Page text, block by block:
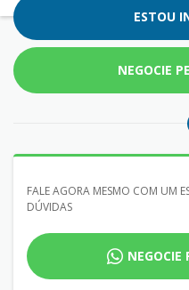
ESTOU
NEGOCIE
FALE AGORA MESMO COM UM
DÚVIDAS
NEGOCIE